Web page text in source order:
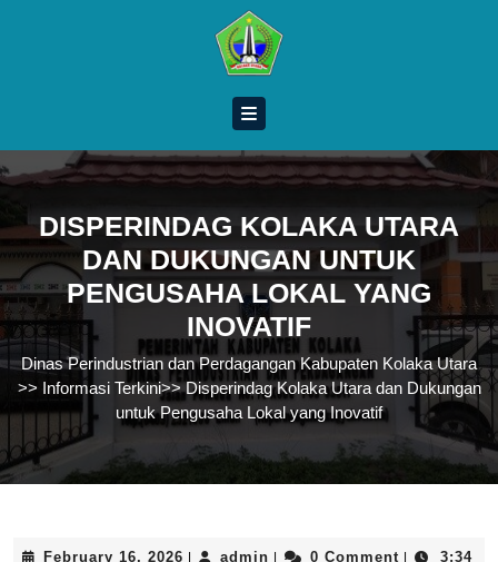
DISPERINDAG KOLAKA UTARA
DAN DUKUNGAN UNTUK
PENGUSAHA LOKAL YANG
INOVATIF
Dinas Perindustrian dan Perdagangan Kabupaten Kolaka Utara
>> Informasi Terkini>>Disperindag Kolaka Utara dan Dukungan
untuk Pengusaha Lokal yang Inovatif
February 16, 2026 February
admin admin0 Comment
3:34